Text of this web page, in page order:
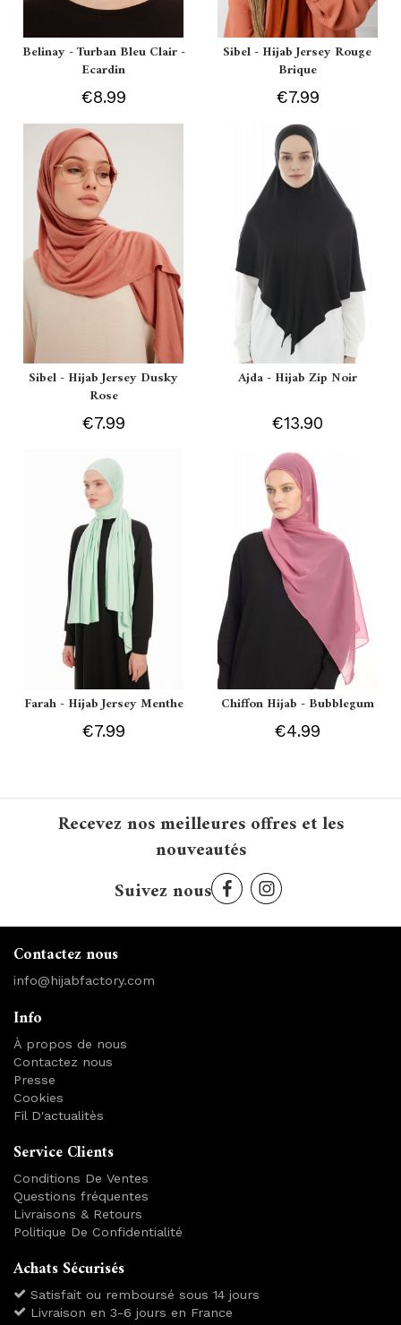
Belinay - Turban Bleu Clair -
Ecardin
€8.99
Sibel - Hijab Jersey Rouge
Brique
€7.99
Sibel - Hijab Jersey Dusky
Rose
€7.99
Ajda - Hijab Zip Noir
€13.90
Farah - Hijab Jersey Menthe
€7.99
Chiffon Hijab - Bubblegum
€4.99
Recevez nos meilleures offres et les
nouveautés
Suivez nous
Contactez nous
info@hijabfactory.com
Info
À propos de nous
Contactez nous
Presse
Cookies
Fil D'actualitès
Service Clients
Conditions De Ventes
Questions fréquentes
Livraisons & Retours
Politique De Confidentialité
Achats Sécurisés
Satisfait ou remboursé sous 14 jours
Livraison en 3-6 jours en France